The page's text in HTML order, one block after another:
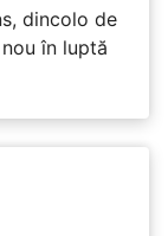
dincolo de
în luptă